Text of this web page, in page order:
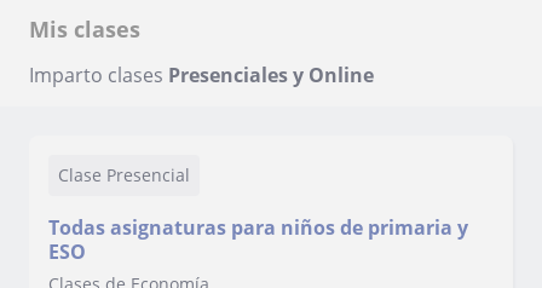
Mis clases
Imparto clases Presenciales y Online
Clase Presencial
Todas asignaturas para niños de primaria y
ESO